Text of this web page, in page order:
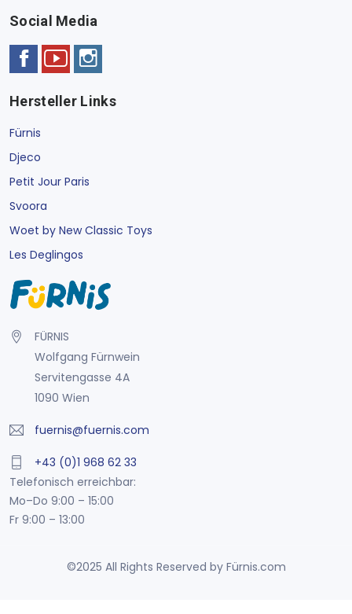
Social Media
Hersteller Links
Fürnis
Djeco
Petit Jour Paris
Svoora
Woet by New Classic Toys
Les Deglingos
FÜRNIS
Wolfgang Fürnwein
Servitengasse 4A
1090 Wien
fuernis@fuernis.com
+43 (0)1 968 62 33
Telefonisch erreichbar:
Mo–Do 9:00 – 15:00
Fr 9:00 – 13:00
©2025 All Rights Reserved by Fürnis.com